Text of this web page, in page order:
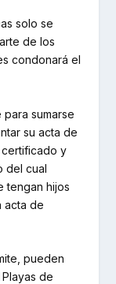
solo se
de los
condonará el
sumarse
su acta de
certificado y
del cual
tengan hijos
acta de
pueden
de